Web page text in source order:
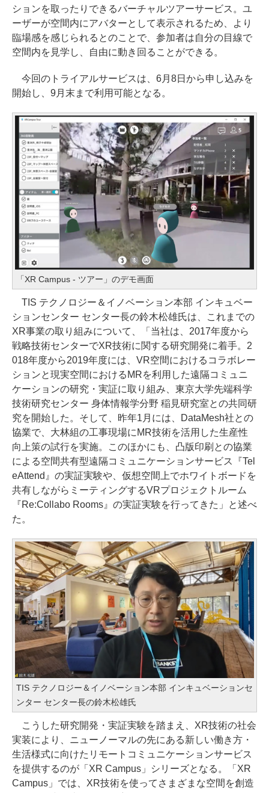
ションを取ったりできるバーチャルツアーサービス。ユ
ーザーが空間内にアバターとして表示されるため、より
臨場感を感じられるとのことで、参加者は自分の目線で
空間内を見学し、自由に動き回ることができる。
今回のトライアルサービスは、6月8日から申し込みを
開始し、9月末まで利用可能となる。
「XR Campus - ツアー」のデモ画面
TIS テクノロジー＆イノベーション本部 インキュベー
ションセンター センター長の鈴木松雄氏は、これまでの
XR事業の取り組みについて、「当社は、2017年度から
戦略技術センターでXR技術に関する研究開発に着手。2
018年度から2019年度には、VR空間におけるコラボレー
ションと現実空間におけるMRを利用した遠隔コミュニ
ケーションの研究・実証に取り組み、東京大学先端科学
技術研究センター 身体情報学分野 稲見研究室との共同研
究を開始した。そして、昨年1月には、DataMesh社との
協業で、大林組の工事現場にMR技術を活用した生産性
向上策の試行を実施。このほかにも、凸版印刷との協業
による空間共有型遠隔コミュニケーションサービス『Tel
eAttend』の実証実験や、仮想空間上でホワイトボードを
共有しながらミーティングするVRプロジェクトルーム
『Re:Collabo Rooms』の実証実験を行ってきた」と述べ
た。
TIS テクノロジー＆イノベーション本部 インキュベーションセ
ンター センター長の鈴木松雄氏
こうした研究開発・実証実験を踏まえ、XR技術の社会
実装により、ニューノーマルの先にある新しい働き方・
生活様式に向けたリモートコミュニケーションサービス
を提供するのが「XR Campus」シリーズとなる。「XR
Campus」では、XR技術を使ってさまざまな空間を創造